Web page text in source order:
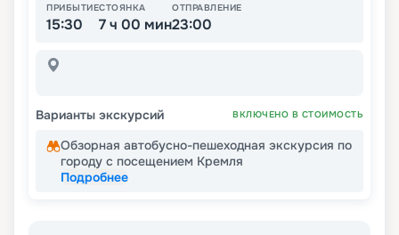
ПРИБЫТИЕ
15:30
СТОЯНКА
7 ч 00 мин
ОТПРАВЛЕНИЕ
23:00
Варианты экскурсий ВКЛЮЧЕНО В СТОИМОСТЬ
Обзорная автобусно-пешеходная экскурсия по
городу с посещением Кремля
Подробнее